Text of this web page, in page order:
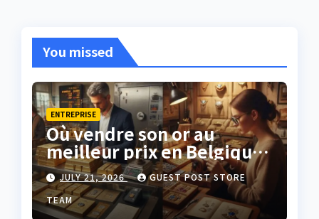
You missed
ENTREPRISE
Où vendre son or au
meilleur prix en Belgique
? JULY 21, 2026
GUEST POST STORE
TEAM